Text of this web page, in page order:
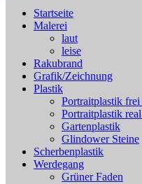
Startseite
Malerei
laut
leise
Rakubrand
Grafik/Zeichnung
Plastik
Portraitplastik frei
Portraitplastik
Gartenplastik
Glindower Steine
Scherbenplastik
Werdegang
Grüner Faden